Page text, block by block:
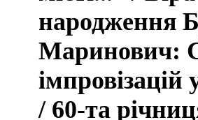
народження
Маринович:
/ 60-та